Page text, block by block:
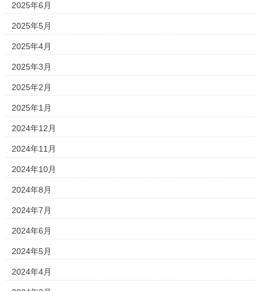
2025年6月
2025年5月
2025年4月
2025年3月
2025年2月
2025年1月
2024年12月
2024年11月
2024年10月
2024年8月
2024年7月
2024年6月
2024年5月
2024年4月